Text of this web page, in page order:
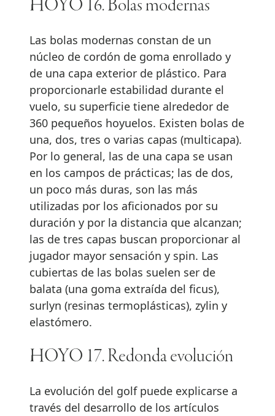
HOYO 16. Bolas modernas
Las bolas modernas constan de un
núcleo de cordón de goma enrollado y
de una capa exterior de plástico. Para
proporcionarle estabilidad durante el
vuelo, su superficie tiene alrededor de
360 pequeños hoyuelos. Existen bolas de
una, dos, tres o varias capas (multicapa).
Por lo general, las de una capa se usan
en los campos de prácticas; las de dos,
un poco más duras, son las más
utilizadas por los aficionados por su
duración y por la distancia que alcanzan;
las de tres capas buscan proporcionar al
jugador mayor sensación y spin. Las
cubiertas de las bolas suelen ser de
balata (una goma extraída del ficus),
surlyn (resinas termoplásticas), zylin y
elastómero.
HOYO 17. Redonda evolución
La evolución del golf puede explicarse a
través del desarrollo de los artículos